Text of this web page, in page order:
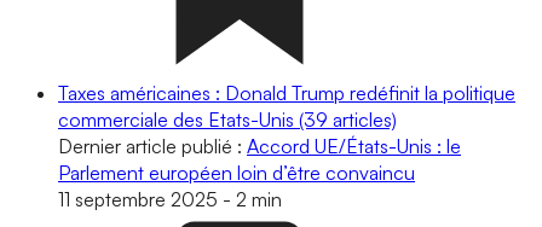
Taxes américaines : Donald Trump redéfinit la politique
commerciale des Etats-Unis (39 articles)
Dernier article publié : Accord UE/États-Unis : le
Parlement européen loin d’être convaincu
11 septembre 2025 - 2 min